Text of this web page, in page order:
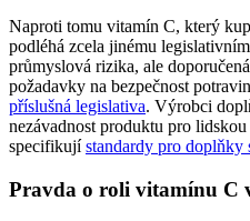
Naproti tomu vitamín C, který
podléhá zcela jinému
průmyslová rizika, ale
požadavky na bezpečnost
příslušná legislativa. Výrobci
nezávadnost produktu pro
specifikujístandardy pro doplňky
Pravda o roli vitamínu C